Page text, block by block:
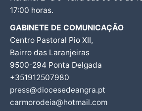
17:00 horas.
GABINETE DE COMUNICAÇÃO
Centro Pastoral Pio XII,
Bairro das Laranjeiras
9500-294 Ponta Delgada
+351912507980
press@diocesedeangra.pt
carmorodeia@hotmail.com